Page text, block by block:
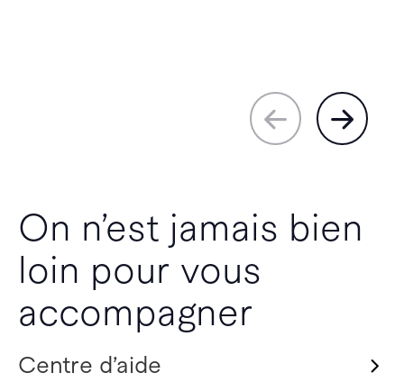
On n’est jamais bien
loin pour vous
accompagner
Centre d’aide